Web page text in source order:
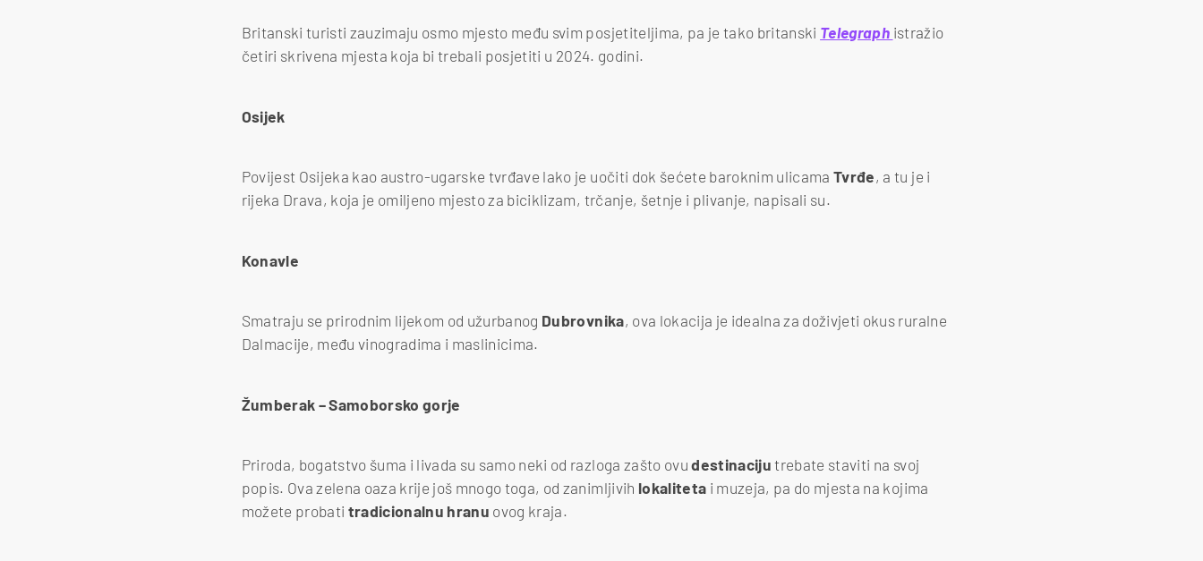
Britanski turisti zauzimaju osmo mjesto među svim posjetiteljima, pa je tako britanski Telegraph istražio
četiri skrivena mjesta koja bi trebali posjetiti u 2024. godini.
Osijek
Povijest Osijeka kao austro-ugarske tvrđave lako je uočiti dok šećete baroknim ulicamaTvrđe, a tu je i
rijeka Drava, koja je omiljeno mjesto za biciklizam, trčanje, šetnje i plivanje, napisali su.
Konavle
Smatraju se prirodnim lijekom od užurbanog Dubrovnika, ova lokacija je idealna za doživjeti okus ruralne
Dalmacije, među vinogradima i maslinicima.
Žumberak – Samoborsko gorje
Priroda, bogatstvo šuma i livada su samo neki od razloga zašto ovudestinacijutrebate staviti na svoj
popis. Ova zelena oaza krije još mnogo toga, od zanimljivih lokaliteta i muzeja, pa do mjesta na kojima
možete probati tradicionalnu hranu ovog kraja.